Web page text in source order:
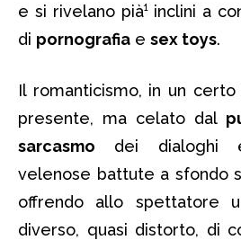
e si rivelano pià¹ inclini a
di pornografia e sex toys.
Il romanticismo, in un certo
presente, ma celato dal
sarcasmo dei dialoghi
velenose battute a sfondo
offrendo allo spettatore
diverso, quasi distorto, di